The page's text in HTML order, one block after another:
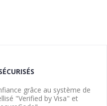
grâce au système de
"Verified by Visa" et